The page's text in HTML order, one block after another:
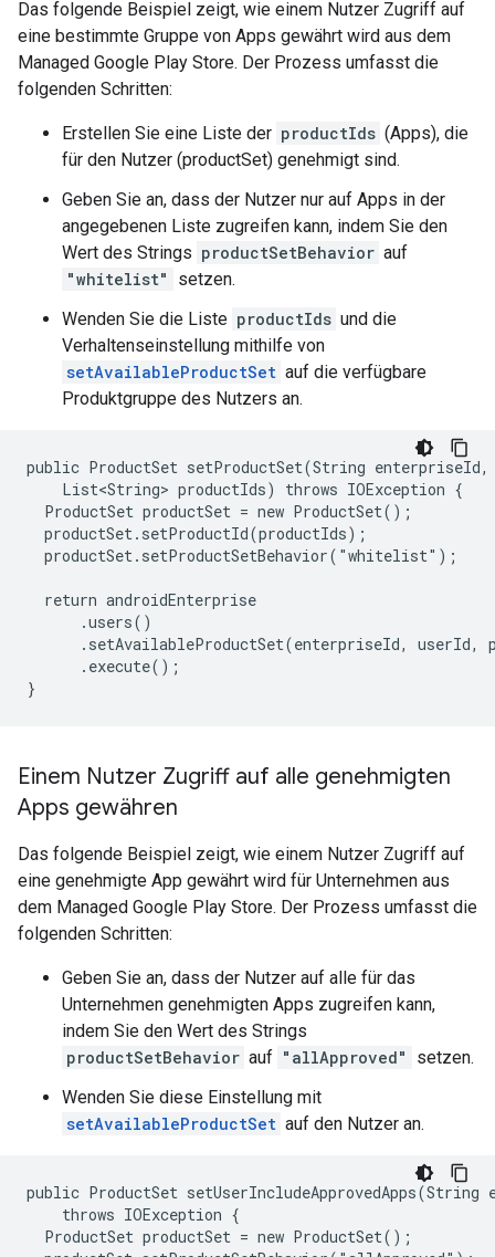
Das folgende Beispiel zeigt, wie einem Nutzer Zugriff auf
eine bestimmte Gruppe von Apps gewährt wird aus dem
Managed Google Play Store. Der Prozess umfasst die
folgenden Schritten:
Erstellen Sie eine Liste der productIds (Apps), die
für den Nutzer (productSet) genehmigt sind.
Geben Sie an, dass der Nutzer nur auf Apps in der
angegebenen Liste zugreifen kann, indem Sie den
Wert des Strings productSetBehavior auf
"whitelist"
setzen.
Wenden Sie die Liste productIds und die
Verhaltenseinstellung mithilfe von
setAvailableProductSet auf die verfügbare
Produktgruppe des Nutzers an.
public ProductSet setProductSet(String
    List<String> productIds) throws IOException {
  ProductSet productSet = new ProductSet();
  productSet.setProductId(productIds);
  productSet.setProductSetBehavior("whitelist");
  return androidEnterprise
      .users()
.setAvailableProductSet(enterpriseId, userId,
      .execute();
}
Einem Nutzer Zugriff auf alle genehmigten
Apps gewähren
Das folgende Beispiel zeigt, wie einem Nutzer Zugriff auf
eine genehmigte App gewährt wird für Unternehmen aus
dem Managed Google Play Store. Der Prozess umfasst die
folgenden Schritten:
Geben Sie an, dass der Nutzer auf alle für das
Unternehmen genehmigten Apps zugreifen kann,
indem Sie den Wert des Strings
productSetBehavior auf "allApproved"
setzen.
Wenden Sie diese Einstellung mit
setAvailableProductSet auf den Nutzer an.
public ProductSet
    throws IOException {
  ProductSet productSet = new ProductSet();